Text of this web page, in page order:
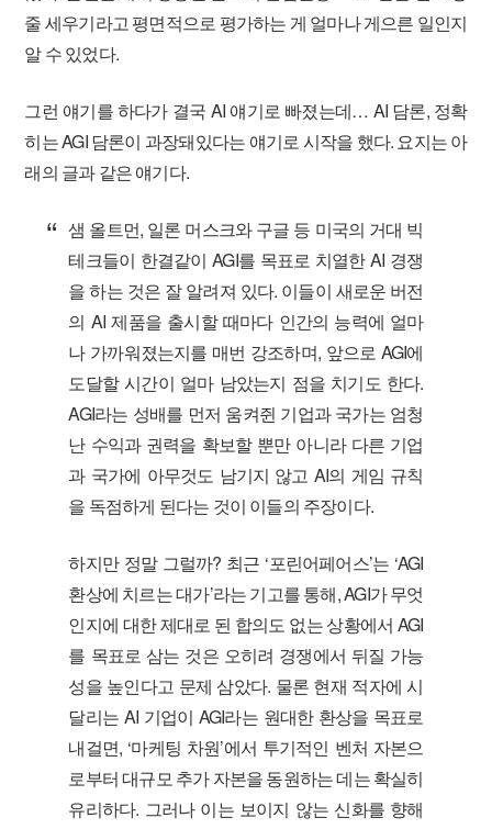
줄 세우기라고 평면적으로 평가하는 게 얼마나 게으른 일인지
알 수 있었다.
그런 얘기를 하다가 결국 AI 얘기로 빠졌는데… AI 담론, 정확
히는 AGI 담론이 과장돼있다는 얘기로 시작을 했다. 요지는 아
래의 글과 같은 얘기다.
샘 올트먼, 일론 머스크와 구글 등 미국의 거대 빅
테크들이 한결같이 AGI를 목표로 치열한 AI 경쟁
을 하는 것은 잘 알려져 있다. 이들이 새로운 버전
의 AI 제품을 출시할 때마다 인간의 능력에 얼마
나 가까워졌는지를 매번 강조하며, 앞으로 AGI에
도달할 시간이 얼마 남았는지 점을 치기도 한다.
AGI라는 성배를 먼저 움켜쥔 기업과 국가는 엄청
난 수익과 권력을 확보할 뿐만 아니라 다른 기업
과 국가에 아무것도 남기지 않고 AI의 게임 규칙
을 독점하게 된다는 것이 이들의 주장이다.
하지만 정말 그럴까? 최근 ‘포린어페어스’는 ‘AGI
환상에 치르는 대가’라는 기고를 통해, AGI가 무엇
인지에 대한 제대로 된 합의도 없는 상황에서 AGI
를 목표로 삼는 것은 오히려 경쟁에서 뒤질 가능
성을 높인다고 문제 삼았다. 물론 현재 적자에 시
달리는 AI 기업이 AGI라는 원대한 환상을 목표로
내걸면, ‘마케팅 차원’에서 투기적인 벤처 자본으
로부터 대규모 추가 자본을 동원하는 데는 확실히
유리하다. 그러나 이는 보이지 않는 신화를 향해